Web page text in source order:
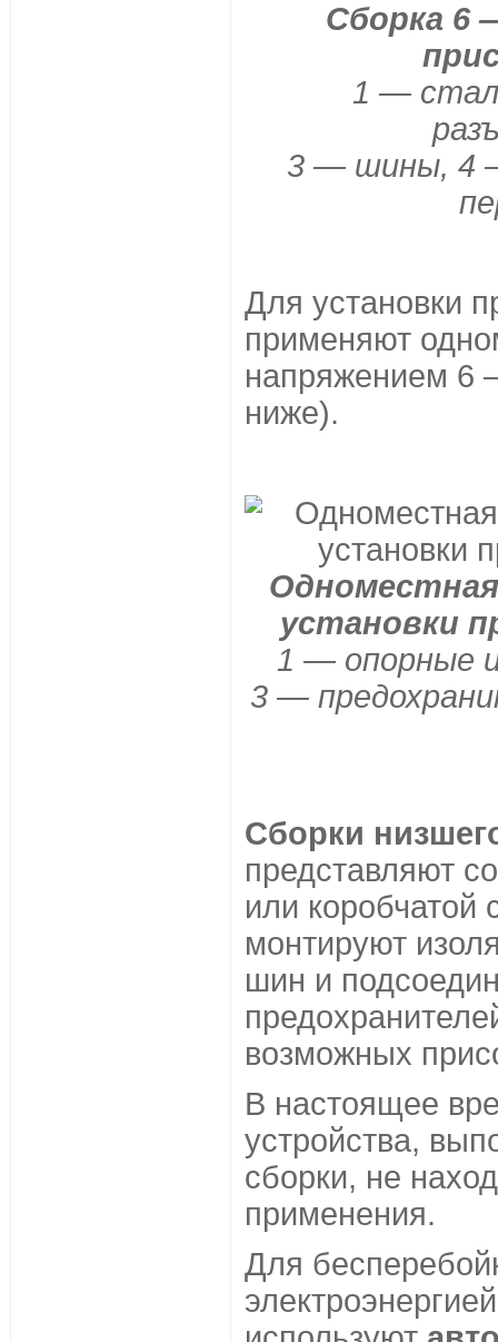
Сборка 6
1 —
3 — шины, 4
Для установки
применяют
напряжением 6
ниже).
установки
1 — опорные
3 —
Сборки
представляют
или коробчатой
монтируют
шин и
возможных
В настоящее
устройства,
сборки, не
применения.
Для